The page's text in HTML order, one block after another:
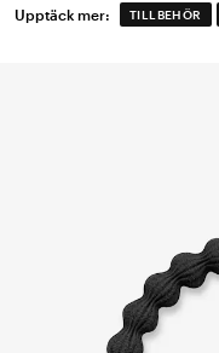
Upptäck mer: TILLBEHÖR